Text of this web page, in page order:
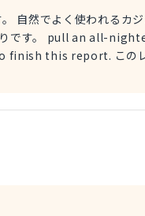
です。 pull an all-
studying
りそうだよ。